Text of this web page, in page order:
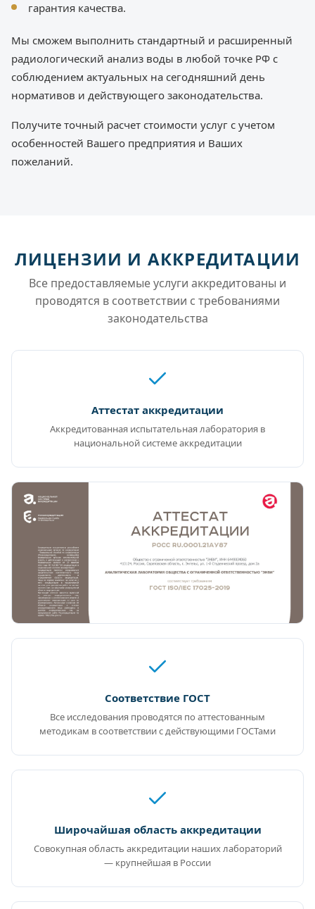
гарантия качества.
Мы сможем выполнить стандартный и расширенный
радиологический анализ воды в любой точке РФ с
соблюдением актуальных на сегодняшний день
нормативов и действующего законодательства.
Получите точный расчет стоимости услуг с учетом
особенностей Вашего предприятия и Ваших
пожеланий.
ЛИЦЕНЗИИ И АККРЕДИТАЦИИ
Все предоставляемые услуги аккредитованы и
проводятся в соответствии с требованиями
законодательства
Аттестат аккредитации
Аккредитованная испытательная лаборатория в
национальной системе аккредитации
Соответствие ГОСТ
Все исследования проводятся по аттестованным
методикам в соответствии с действующими ГОСТами
Широчайшая область аккредитации
Совокупная область аккредитации наших лабораторий
— крупнейшая в России